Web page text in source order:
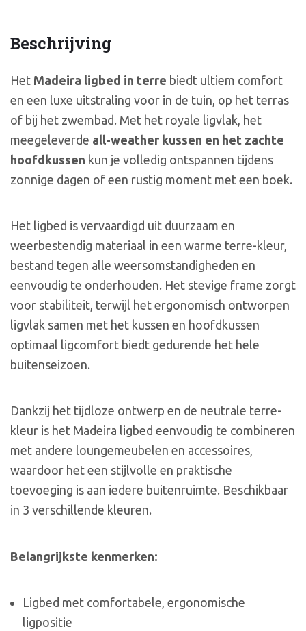
Beschrijving
Het Madeira ligbed in terre biedt ultiem comfort
en een luxe uitstraling voor in de tuin, op het terras
of bij het zwembad. Met het royale ligvlak, het
meegeleverde all-weather kussen en het zachte
hoofdkussen kun je volledig ontspannen tijdens
zonnige dagen of een rustig moment met een boek.
Het ligbed is vervaardigd uit duurzaam en
weerbestendig materiaal in een warme terre-kleur,
bestand tegen alle weersomstandigheden en
eenvoudig te onderhouden. Het stevige frame zorgt
voor stabiliteit, terwijl het ergonomisch ontworpen
ligvlak samen met het kussen en hoofdkussen
optimaal ligcomfort biedt gedurende het hele
buitenseizoen.
Dankzij het tijdloze ontwerp en de neutrale terre-
kleur is het Madeira ligbed eenvoudig te combineren
met andere loungemeubelen en accessoires,
waardoor het een stijlvolle en praktische
toevoeging is aan iedere buitenruimte. Beschikbaar
in 3 verschillende kleuren.
Belangrijkste kenmerken:
Ligbed met comfortabele, ergonomische
ligpositie